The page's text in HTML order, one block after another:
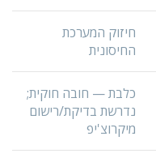
חיזוק המערכת
החיסונית
כלבת — חובה חוקית;
נדרשת בדיקת/רישום
מיקרוצ'יפ